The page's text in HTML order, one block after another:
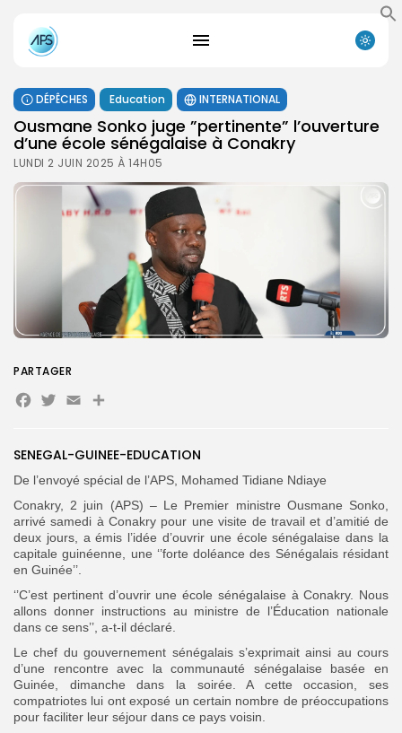
Search
Search
Button
DÉPÊCHES Education INTERNATIONAL
Ousmane Sonko juge ”pertinente” l’ouverture
d’une école sénégalaise à Conakry
LUNDI 2 JUIN 2025 À 14H05
SENEGAL-GUINEE-EDUCATION
De l’envoyé spécial de l’APS, Mohamed Tidiane Ndiaye
Conakry, 2 juin (APS) – Le Premier ministre Ousmane Sonko,
arrivé samedi à Conakry pour une visite de travail et d’amitié de
deux jours, a émis l’idée d’ouvrir une école sénégalaise dans la
capitale guinéenne, une ‘’forte doléance des Sénégalais résidant
en Guinée’’.
‘’C’est pertinent d’ouvrir une école sénégalaise à Conakry. Nous
allons donner instructions au ministre de l’Éducation nationale
dans ce sens’’, a-t-il déclaré.
Le chef du gouvernement sénégalais s’exprimait ainsi au cours
d’une rencontre avec la communauté sénégalaise basée en
Guinée, dimanche dans la soirée. A cette occasion, ses
compatriotes lui ont exposé un certain nombre de préoccupations
pour faciliter leur séjour dans ce pays voisin.
PARTAGER
Facebook
Twitter
EmailPartager